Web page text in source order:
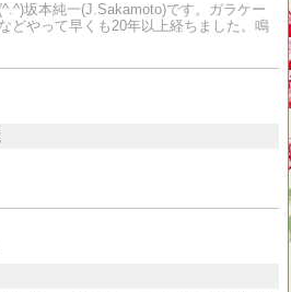
坂本純一(J.Sakamoto)です。ガラケー
どやって早くも20年以上経ちました。鳴